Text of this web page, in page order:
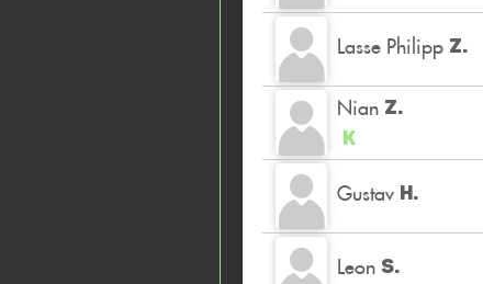
Lasse Philipp Z.
Nian Z.
K
Gustav H.
Leon S.